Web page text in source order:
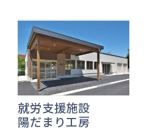
就労支援施設
陽だまり工房